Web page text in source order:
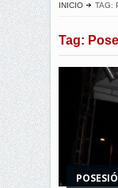
INICIO TAG:
Tag: